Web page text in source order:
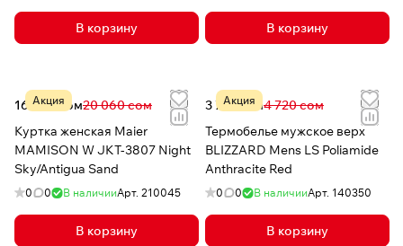
В корзину В корзину
Акция
16 048 сом20 060 сом
Куртка женская Maier
MAMISON W JKT-3807 Night
Sky/Antigua Sand
0 0 В наличииАрт. 210045
В корзину
Акция
3 776 сом4 720 сом
Термобелье мужское верх
BLIZZARD Mens LS Poliamide
Anthracite Red
0 0 В наличииАрт. 140350
В корзину